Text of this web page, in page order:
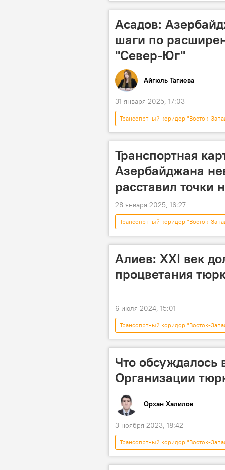
Роман Старовойт
Асадов:
шаги по
"Север-Юг"
Айгюль Тагиева
31 января 2025, 17:03
Трансопртный коридор "Восток-
Премьер-министр
Али
Евразийская экономическая комиссия
Транспортная
Азербайджана
расставил точки
28 января 2025, 16:27
Трансопртный коридор "Восток-
Инфраструктура
Алиев: XXI век
процветания
6 июля 2024, 15:01
Трансопртный коридор "Восток-
Шуша
Политика
Что обсуждалось
Организации
Орхан Халилов
3 ноября 2023, 18:42
Трансопртный коридор "Восток-
Саммит
Казахстан